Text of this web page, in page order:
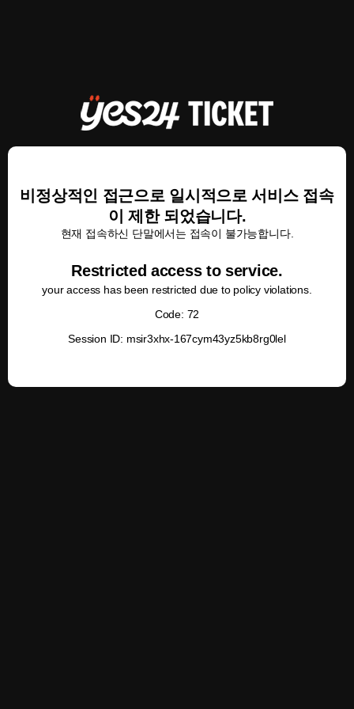
비정상적인 접근으로 일시적으로 서비스 접속
이 제한 되었습니다.
현재 접속하신 단말에서는 접속이 불가능합니다.
Restricted access to service.
your access has been restricted due to policy violations.
Code: 72
Session ID: msir3xhx-167cym43yz5kb8rg0lel